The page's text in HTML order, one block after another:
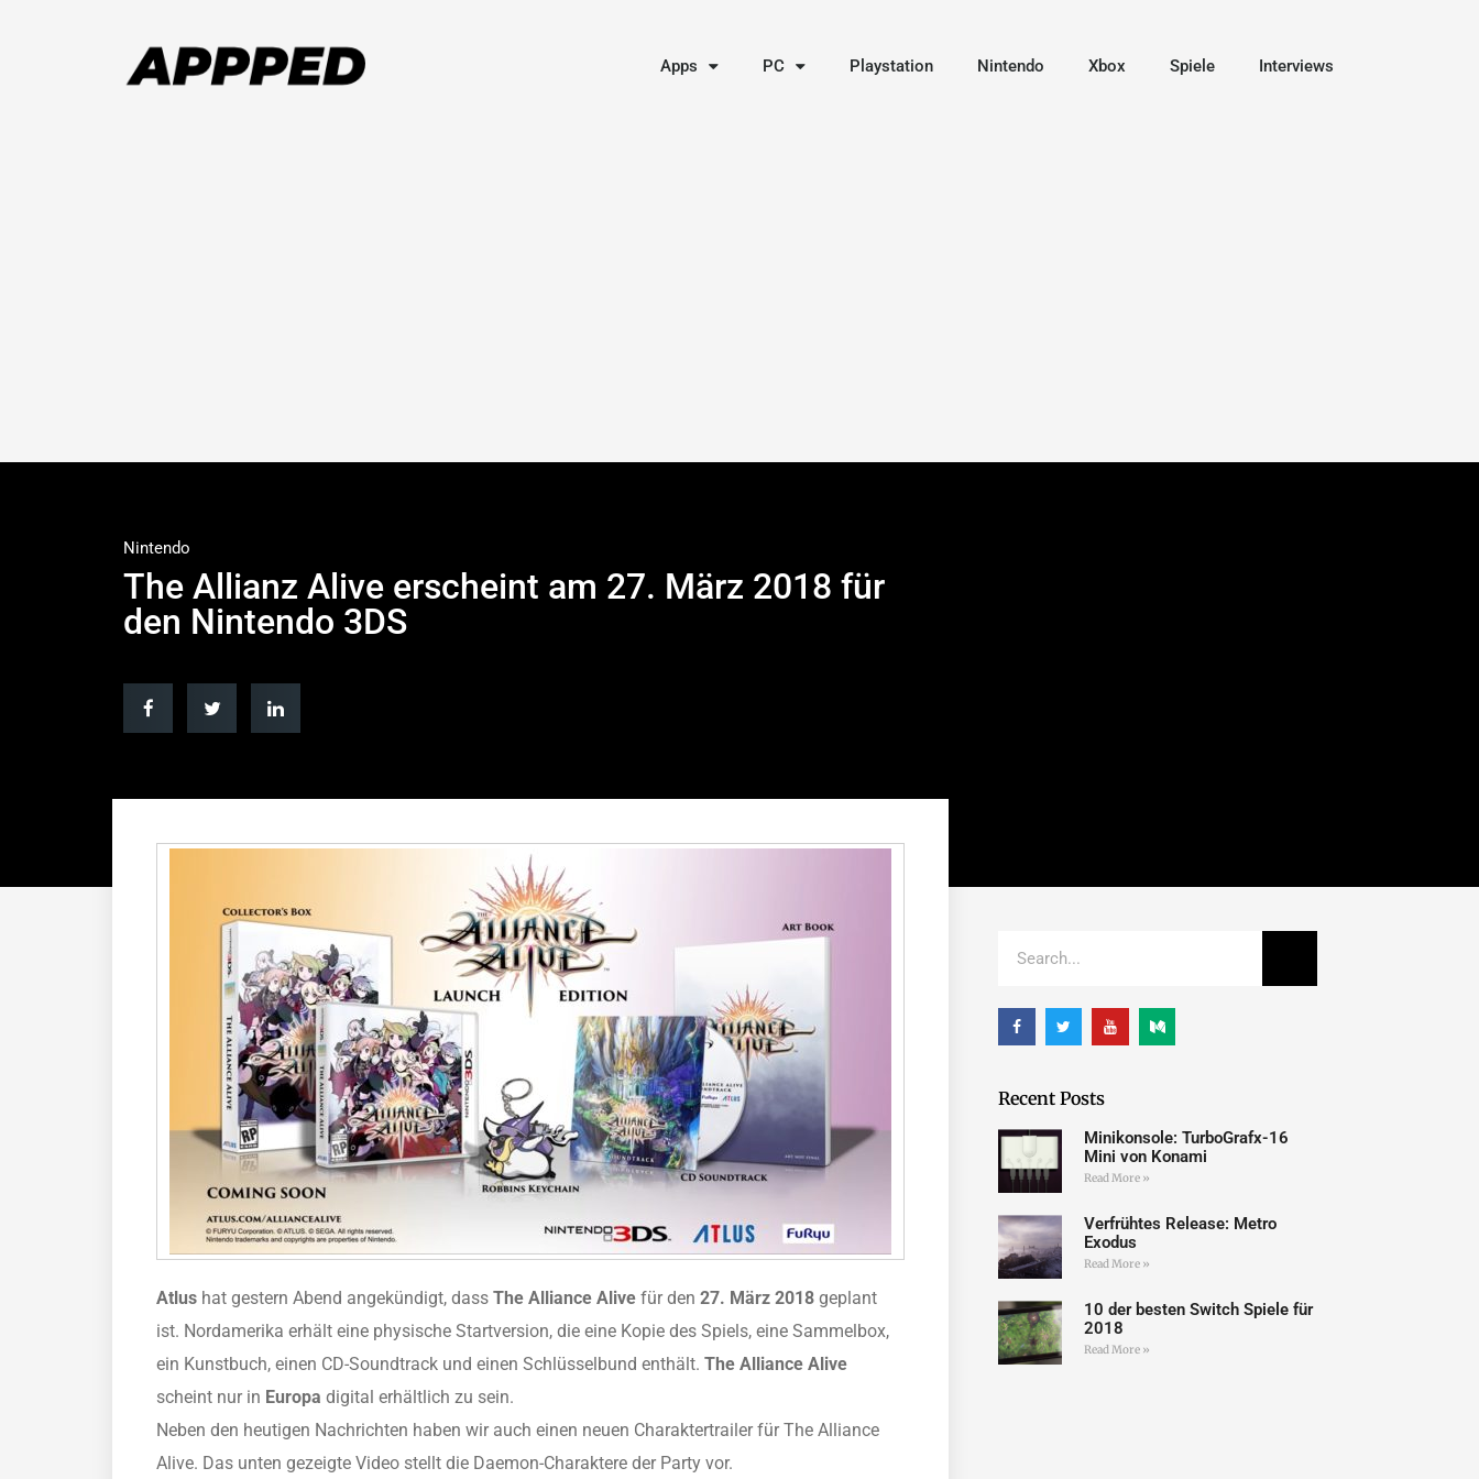
Apps PC Playstation Nintendo Xbox Spiele Interviews
Nintendo
The Allianz Alive erscheint am 27. März 2018 für
den Nintendo 3DS
Atlus hat gestern Abend angekündigt, dass The Alliance Alive für den 27. März 2018 geplant
ist. Nordamerika erhält eine physische Startversion, die eine Kopie des Spiels, eine Sammelbox,
ein Kunstbuch, einen CD-Soundtrack und einen Schlüsselbund enthält. The Alliance Alive
scheint nur in Europa digital erhältlich zu sein.
Neben den heutigen Nachrichten haben wir auch einen neuen Charaktertrailer für The Alliance
Alive. Das unten gezeigte Video stellt die Daemon-Charaktere der Party vor.
Recent Posts
Minikonsole: TurboGrafx-16
Mini von Konami
Read More »
Verfrühtes Release: Metro
Exodus
Read More »
10 der besten Switch Spiele für
2018
Read More »